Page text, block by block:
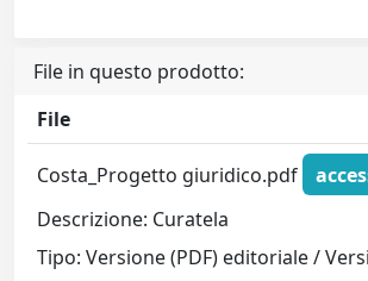
File in questo prodotto:
File
Costa_Progetto giuridico.pdf
Descrizione: Curatela
Tipo: Versione (PDF) editoriale /